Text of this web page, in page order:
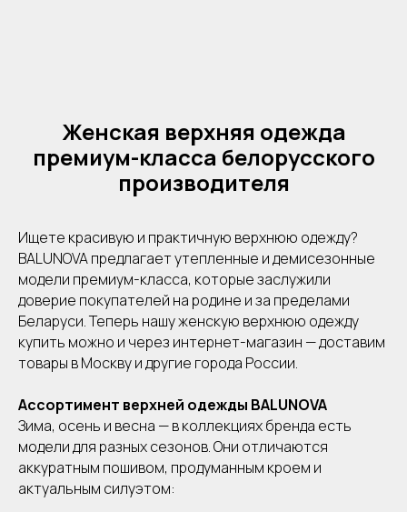
Женская верхняя одежда
премиум-класса белорусского
производителя
Ищете красивую и практичную верхнюю одежду?
BALUNOVA предлагает утепленные и демисезонные
модели премиум-класса, которые заслужили
доверие покупателей на родине и за пределами
Беларуси. Теперь нашу женскую верхнюю одежду
купить можно и через интернет-магазин — доставим
товары в Москву и другие города России.
Ассортимент верхней одежды BALUNOVA
Зима, осень и весна — в коллекциях бренда есть
модели для разных сезонов. Они отличаются
аккуратным пошивом, продуманным кроем и
актуальным силуэтом: